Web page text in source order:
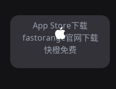
App Store下载
fastorange官网下载
快橙免费